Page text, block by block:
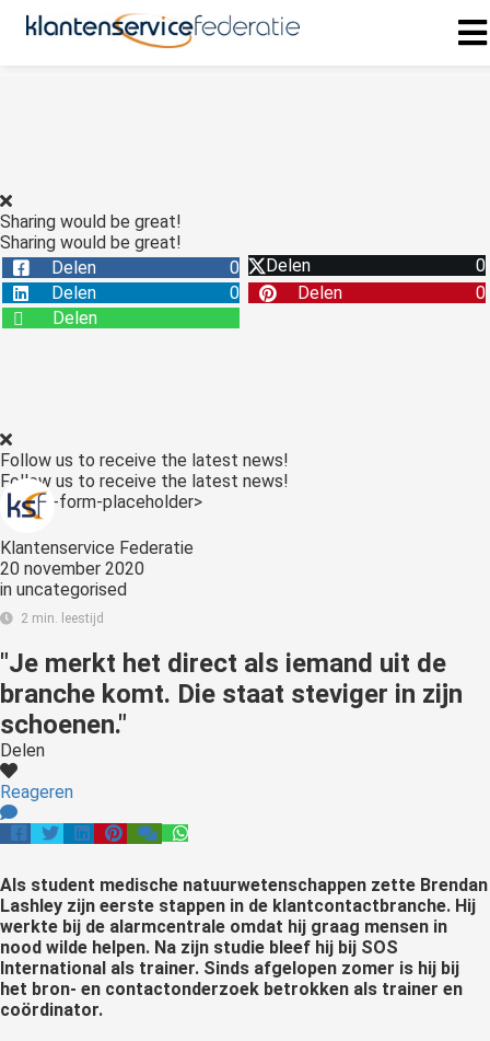
Sharing would be great!
Sharing would be great!
Delen
0 Delen
0
Delen
0 Delen
0
Delen
Follow us to receive the latest news!
Follow us to receive the latest news!
<:optin-form-placeholder>
Klantenservice Federatie
20 november 2020
in uncategorised
2 min. leestijd
"Je merkt het direct als iemand uit de
branche komt. Die staat steviger in zijn
schoenen."
Delen
Reageren
Als student medische natuurwetenschappen zette Brendan
Lashley zijn eerste stappen in de klantcontactbranche. Hij
werkte bij de alarmcentrale omdat hij graag mensen in
nood wilde helpen. Na zijn studie bleef hij bij SOS
International als trainer. Sinds afgelopen zomer is hij bij
het bron- en contactonderzoek betrokken als trainer en
coördinator.
zijn
deze
kan de
worden
om
te
over
van
op
gebruikt
te
de